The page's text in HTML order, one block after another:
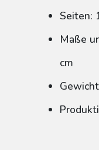
Seiten:
Maße
cm